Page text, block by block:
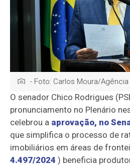
- Foto: Carlos Moura/
O senador Chico Rodrigues
pronunciamento no Plenário
celebrou a aprovação, no
que simplifica o processo de
imobiliários em áreas de
4.497/2024 ) beneficia